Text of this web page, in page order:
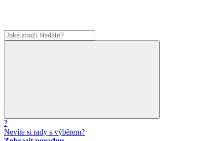
?
Nevíte si rady s výběrem?